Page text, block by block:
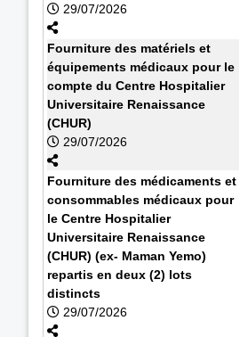
29/07/2026
Fourniture des matériels et
équipements médicaux pour le
compte du Centre Hospitalier
Universitaire Renaissance
(CHUR)
29/07/2026
Fourniture des médicaments et
consommables médicaux pour
le Centre Hospitalier
Universitaire Renaissance
(CHUR) (ex- Maman Yemo)
repartis en deux (2) lots
distincts
29/07/2026